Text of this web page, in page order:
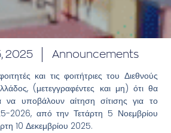
2025 Announcements
και τις φοιτήτριες του Διεθνούς
(μετεγγραφέντες και μη) ότι θα
να υποβάλουν αίτηση σίτισης για το
2026, από την Τετάρτη 5 Νοεμβρίου
10 Δεκεμβρίου 2025.